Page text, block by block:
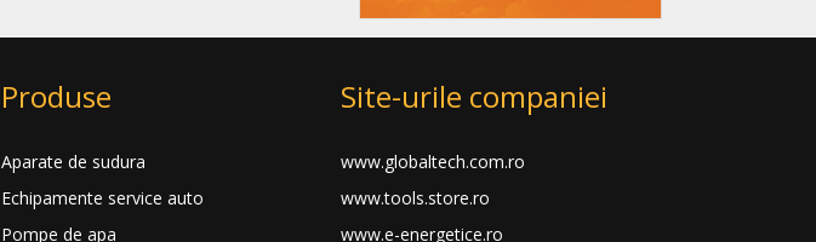
Produse
Aparate de sudura
Echipamente service auto
Pompe de apa
Site-urile companiei
www.globaltech.com.ro
www.tools.store.ro
www.e-energetice.ro